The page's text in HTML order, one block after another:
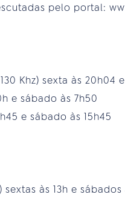
pelo portal:
Khz) sexta às 20h04
e sábado às 7h50
e sábado às 15h45
às 13h e sábados